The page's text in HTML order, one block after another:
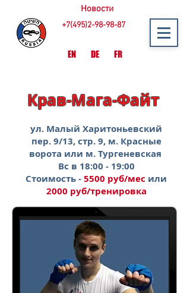
+7(495)2-98-98-87
DE
EN FR
Новости
Крав-Мага-Файт
ул. Малый Харитоньевский
пер. 9/13, стр. 9, м. Красные
ворота или м. Тургеневская
Вс в 18:00 - 19:00
Стоимость -5500 руб/мес или
2000 руб/тренировка